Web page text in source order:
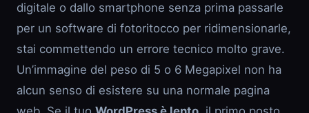
digitale o dallo smartphone senza prima passarle
per un software di fotoritocco per ridimensionarle,
stai commettendo un errore tecnico molto grave.
Un’immagine del peso di 5 o 6 Megapixel non ha
alcun senso di esistere su una normale pagina